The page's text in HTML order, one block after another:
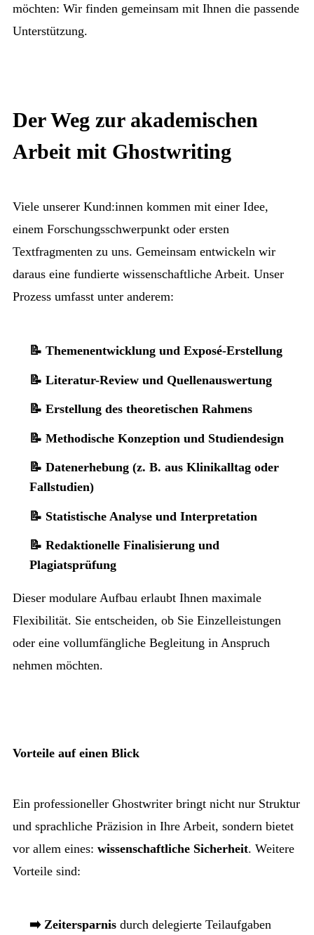
möchten: Wir finden gemeinsam mit Ihnen die passende
Unterstützung.
Der Weg zur akademischen
Arbeit mit Ghostwriting
Viele unserer Kund:innen kommen mit einer Idee,
einem Forschungsschwerpunkt oder ersten
Textfragmenten zu uns. Gemeinsam entwickeln wir
daraus eine fundierte wissenschaftliche Arbeit. Unser
Prozess umfasst unter anderem:
📝 Themenentwicklung und Exposé-Erstellung
📝 Literatur-Review und Quellenauswertung
📝 Erstellung des theoretischen Rahmens
📝 Methodische Konzeption und Studiendesign
📝 Datenerhebung (z. B. aus Klinikalltag oder
Fallstudien)
📝 Statistische Analyse und Interpretation
📝 Redaktionelle Finalisierung und
Plagiatsprüfung
Dieser modulare Aufbau erlaubt Ihnen maximale
Flexibilität. Sie entscheiden, ob Sie Einzelleistungen
oder eine vollumfängliche Begleitung in Anspruch
nehmen möchten.
Vorteile auf einen Blick
Ein professioneller Ghostwriter bringt nicht nur Struktur
und sprachliche Präzision in Ihre Arbeit, sondern bietet
vor allem eines: wissenschaftliche Sicherheit. Weitere
Vorteile sind:
➡️ Zeitersparnis durch delegierte Teilaufgaben